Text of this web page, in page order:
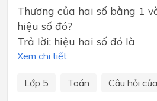
Thương của hai số bằng 1
hiệu số đó?
Trả lời; hiệu hai số đó là
Xem chi tiết
Lớp 5 Toán Câu hỏi